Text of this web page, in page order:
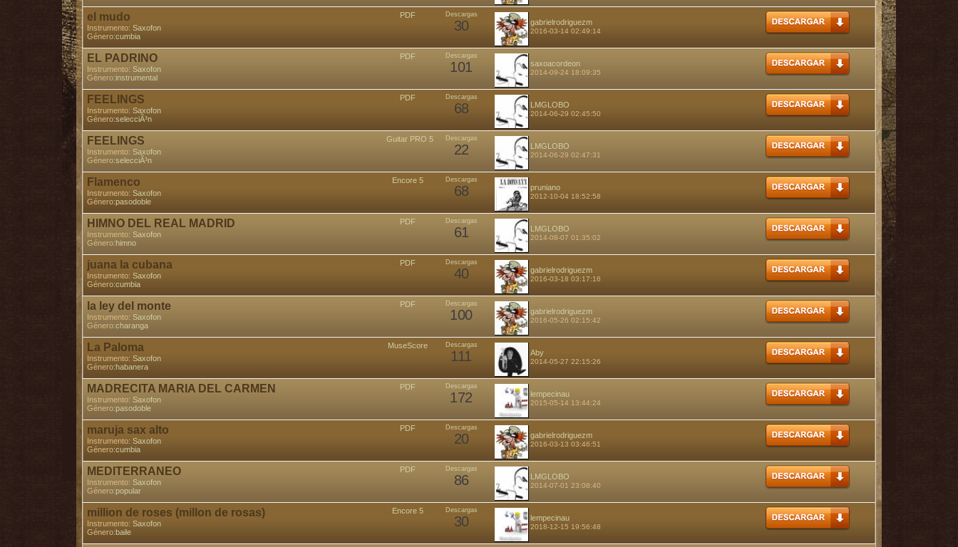
el mudo
Instrumento: Saxofon
Género:cumbia
PDF Descargas
30 gabrielrodriguezm
2016-03-14 02:49:14
EL PADRINO
Instrumento: Saxofon
Género:instrumental
PDF Descargas
101 saxoacordeon
2014-09-24 18:09:35
FEELINGS
Instrumento: Saxofon
Género:selecciÃ³n
PDF Descargas
68 LMGLOBO
2014-06-29 02:45:50
FEELINGS
Instrumento: Saxofon
Género:selecciÃ³n
Guitar PRO 5 Descargas
22 LMGLOBO
2014-06-29 02:47:31
Flamenco
Instrumento: Saxofon
Género:pasodoble
Encore 5 Descargas
68 pruniano
2012-10-04 18:52:58
HIMNO DEL REAL MADRID
Instrumento: Saxofon
Género:himno
PDF Descargas
61 LMGLOBO
2014-08-07 01:35:02
juana la cubana
Instrumento: Saxofon
Género:cumbia
PDF Descargas
40 gabrielrodriguezm
2016-03-18 03:17:16
la ley del monte
Instrumento: Saxofon
Género:charanga
PDF Descargas
100 gabrielrodriguezm
2016-05-26 02:15:42
La Paloma
Instrumento: Saxofon
Género:habanera
MuseScore Descargas
111 Aby
2014-05-27 22:15:26
MADRECITA MARIA DEL CARMEN
Instrumento: Saxofon
Género:pasodoble
PDF Descargas
172 lempecinau
2015-05-14 13:44:24
maruja sax alto
Instrumento: Saxofon
Género:cumbia
PDF Descargas
20 gabrielrodriguezm
2016-03-13 03:46:51
MEDITERRANEO
Instrumento: Saxofon
Género:popular
PDF Descargas
86 LMGLOBO
2014-07-01 23:08:40
million de roses (millon de rosas)
Instrumento: Saxofon
Género:baile
Encore 5 Descargas
30 lempecinau
2018-12-15 19:56:48